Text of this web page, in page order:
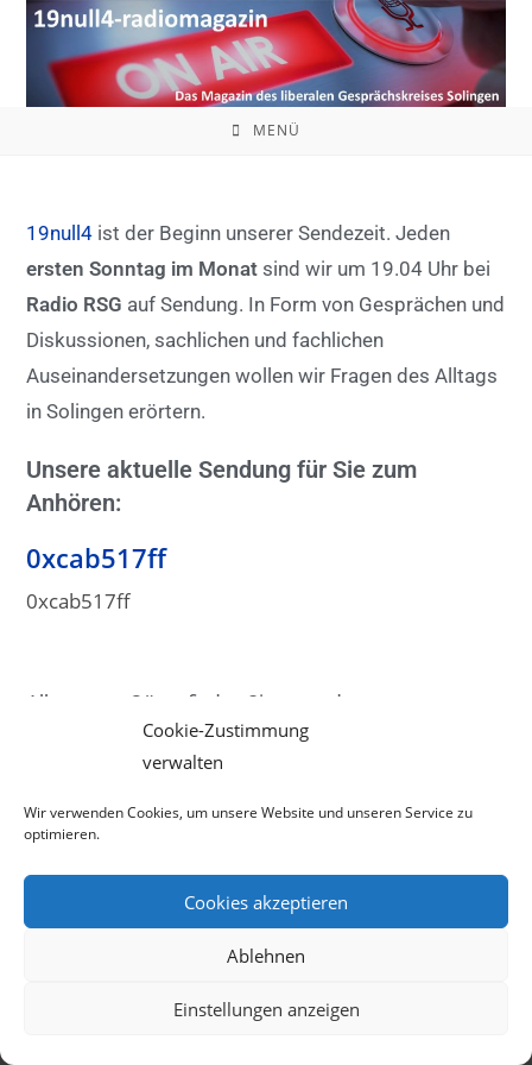
Cookie-Zustimmung
verwalten
Wir verwenden Cookies, um unsere Website und unseren Service zu
optimieren.
Cookies akzeptieren
Ablehnen
Einstellungen anzeigen
springen
MENÜ
19null4 ist der Beginn unserer Sendezeit. Jeden
ersten Sonntag im Monat sind wir um 19.04 Uhr bei
Radio RSG auf Sendung. In Form von Gesprächen und
Diskussionen, sachlichen und fachlichen
Auseinandersetzungen wollen wir Fragen des Alltags
in Solingen erörtern.
Unsere aktuelle Sendung für Sie zum
Anhören:
0xcab517ff
0xcab517ff
Alle unsere Gäste finden Sie unter dem
entsprechenden Menüpunkt.
Copyright 2026 - 19null4-radiomagazin |